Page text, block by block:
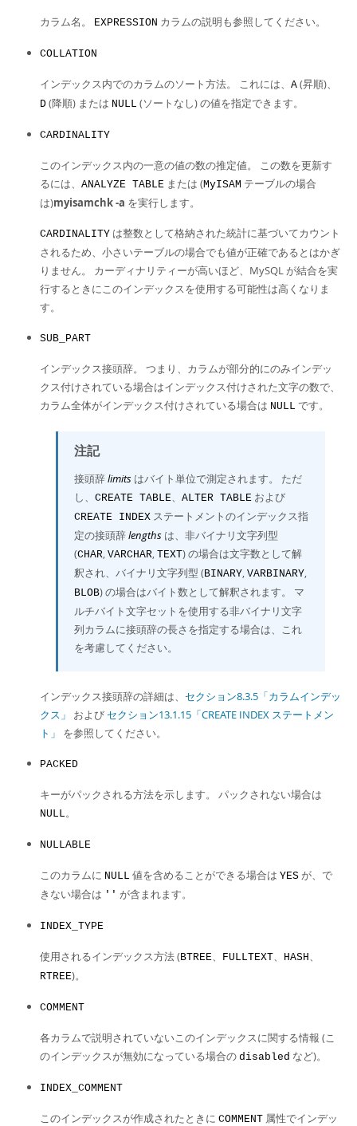
カラム名。 EXPRESSION カラムの説明も参照してください。
COLLATION
インデックス内でのカラムのソート方法。 これには、 A (昇順)、
D (降順) または NULL (ソートなし) の値を指定できます。
CARDINALITY
このインデックス内の一意の値の数の推定値。 この数を更新す
るには、 ANALYZE TABLE または (MyISAM テーブルの場合
は)myisamchk -a を実行します。
CARDINALITY は整数として格納された統計に基づいてカウント
されるため、小さいテーブルの場合でも値が正確であるとはかぎ
りません。 カーディナリティーが高いほど、MySQL が結合を実
行するときにこのインデックスを使用する可能性は高くなりま
す。
SUB_PART
インデックス接頭辞。 つまり、カラムが部分的にのみインデッ
クス付けされている場合はインデックス付けされた文字の数で、
カラム全体がインデックス付けされている場合は NULL です。
注記
接頭辞limits はバイト単位で測定されます。 ただ
し、 CREATE TABLE、 ALTER TABLE および
CREATE INDEX ステートメントのインデックス指
定の接頭辞lengths は、非バイナリ文字列型
(CHAR, VARCHAR, TEXT) の場合は文字数として解
釈され、バイナリ文字列型 (BINARY, VARBINARY,
BLOB) の場合はバイト数として解釈されます。 マ
ルチバイト文字セットを使用する非バイナリ文字
列カラムに接頭辞の長さを指定する場合は、これ
を考慮してください。
インデックス接頭辞の詳細は、 セクション8.3.5「カラムインデッ
クス」
および セクション13.1.15「CREATE INDEX ステートメン
ト」
を参照してください。
PACKED
キーがパックされる方法を示します。 パックされない場合は
NULL。
NULLABLE
このカラムに NULL 値を含めることができる場合は YES が、で
きない場合は '' が含まれます。
INDEX_TYPE
使用されるインデックス方法 (BTREE、 FULLTEXT、 HASH、
RTREE)。
COMMENT
各カラムで説明されていないこのインデックスに関する情報 (こ
のインデックスが無効になっている場合の disabled など)。
INDEX_COMMENT
このインデックスが作成されたときに COMMENT 属性でインデッ